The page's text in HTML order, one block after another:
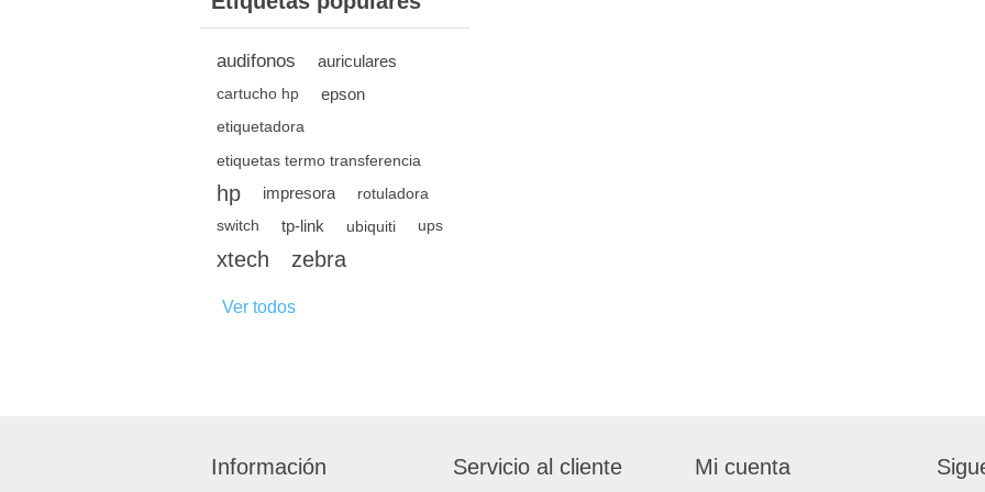
audifonos auriculares
cartucho hp epson
etiquetadora
etiquetas termo transferencia
hp impresora rotuladora
switch tp-link ubiquiti ups
xtech zebra
Ver todos
Información Servicio al cliente Mi cuenta